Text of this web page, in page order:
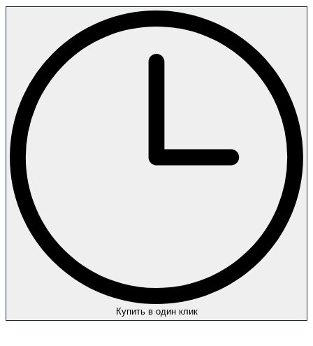
Купить в один клик